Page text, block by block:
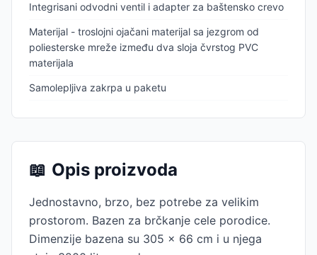
Integrisani odvodni ventil i adapter za baštensko crevo
Materijal - troslojni ojačani materijal sa jezgrom od
poliesterske mreže između dva sloja čvrstog PVC
materijala
Samolepljiva zakrpa u paketu
📖 Opis proizvoda
Jednostavno, brzo, bez potrebe za velikim
prostorom. Bazen za brčkanje cele porodice.
Dimenzije bazena su 305 x 66 cm i u njega